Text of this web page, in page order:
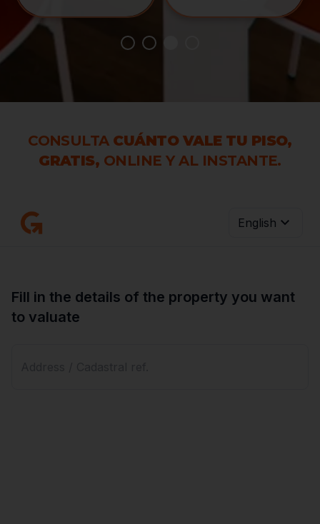
CONSULTA CUÁNTO VALE TU PISO,
GRATIS, ONLINE Y AL INSTANTE.